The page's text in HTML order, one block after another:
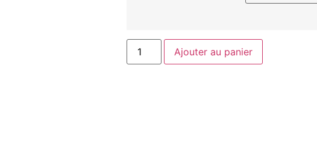
Ajouter au panier